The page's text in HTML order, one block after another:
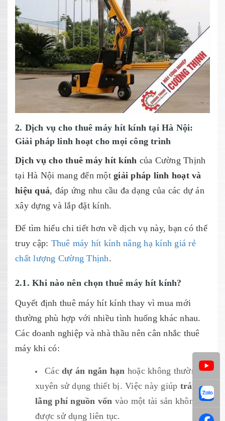
2. Dịch vụ cho thuê máy hít kính tại Hà Nội:
Giải pháp linh hoạt cho mọi công trình
Dịch vụ cho thuê máy hít kính của Cường Thịnh
tại Hà Nội mang đến một giải pháp linh hoạt và
hiệu quả, đáp ứng nhu cầu đa dạng của các dự án
xây dựng và lắp đặt kính.
Để tìm hiểu chi tiết hơn về dịch vụ này, bạn có thể
truy cập: Thuê máy hít kính nâng hạ kính giá rẻ
chất lượng Cường Thịnh.
2.1. Khi nào nên chọn thuê máy hít kính?
Quyết định thuê máy hít kính thay vì mua mới
thường phù hợp với nhiều tình huống khác nhau.
Các doanh nghiệp và nhà thầu nên cân nhắc thuê
máy khi có:
Các dự án ngắn hạn hoặc không thường
xuyên sử dụng thiết bị. Việc này giúp tránh
lãng phí nguồn vốn vào một tài sản không
được sử dụng liên tục.